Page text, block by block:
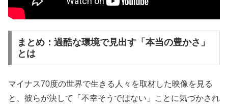
まとめ：過酷な環境で見出す「本当の豊かさ」
とは
マイナス70度の世界で生きる人々を取材した映像を見る
と、彼らが決して「不幸そうではない」ことに気づかされ